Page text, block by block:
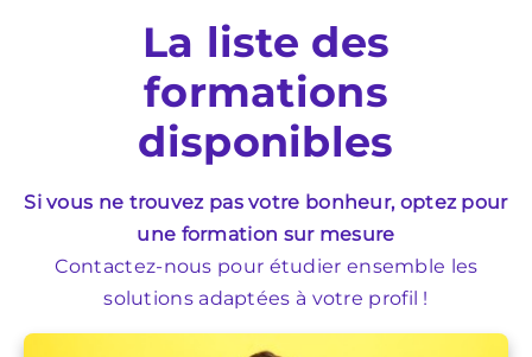
La liste des
formations
disponibles
Si vous ne trouvez pas votre bonheur, optez pour
une formation sur mesure
Contactez-nous pour étudier ensemble les
solutions adaptées à votre profil !